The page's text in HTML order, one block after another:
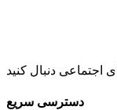
دسترسی سریع